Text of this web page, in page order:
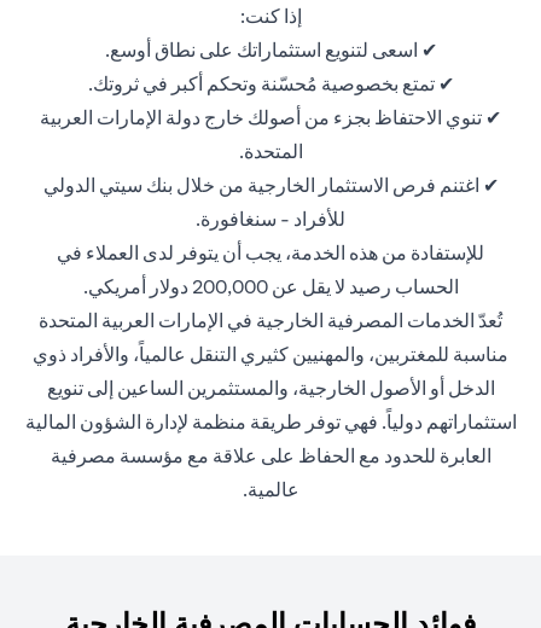
إذا كنت:
✔ اسعى لتنويع استثماراتك على نطاق أوسع.
✔ تمتع بخصوصية مُحسّنة وتحكم أكبر في ثروتك.
✔ تنوي الاحتفاظ بجزء من أصولك خارج دولة الإمارات العربية
المتحدة.
✔ اغتنم فرص الاستثمار الخارجية من خلال بنك سيتي الدولي
للأفراد - سنغافورة.
للإستفادة من هذه الخدمة، يجب أن يتوفر لدى العملاء في
الحساب رصيد لا يقل عن 200,000 دولار أمريكي.
تُعدّ الخدمات المصرفية الخارجية في الإمارات العربية المتحدة
مناسبة للمغتربين، والمهنيين كثيري التنقل عالمياً، والأفراد ذوي
الدخل أو الأصول الخارجية، والمستثمرين الساعين إلى تنويع
استثماراتهم دولياً. فهي توفر طريقة منظمة لإدارة الشؤون المالية
العابرة للحدود مع الحفاظ على علاقة مع مؤسسة مصرفية
عالمية.